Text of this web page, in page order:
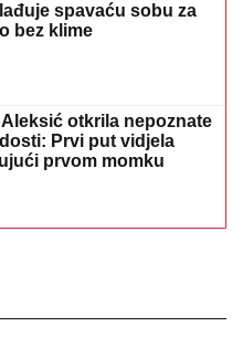
spavaću sobu za
bez klime
Aleksić otkrila nepoznate
Prvi put vidjela
prvom momku